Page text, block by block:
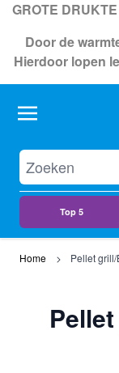
GROTE
Door de
Hierdoor lopen
Top 5
Home Pellet